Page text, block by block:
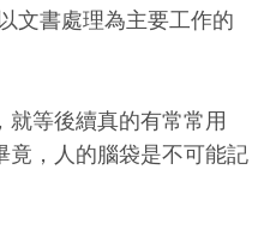
文書處理為主要工作的
就等後續真的有常常用
竟，人的腦袋是不可能記